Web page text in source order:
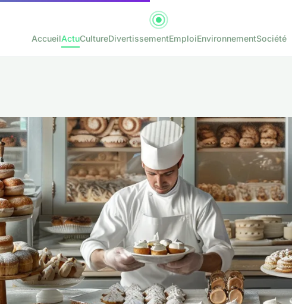
AccueilActuCultureDivertissementEmploiEnvironnementSociété